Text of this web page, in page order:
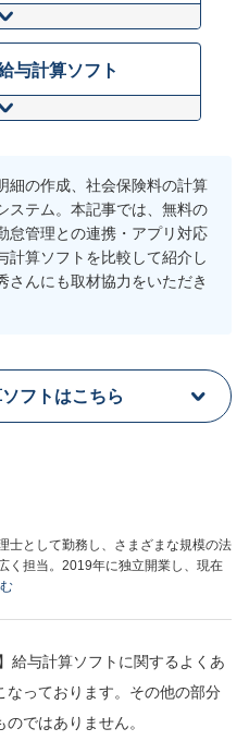
与計算ソフト
細の作成、社会保険料の計算
ステム。本記事では、無料の
怠管理との連携・アプリ対応
計算ソフトを比較して紹介し
さんにも取材協力をいただき
フトはこちら
士として勤務し、さまざまな規模の法
く担当。2019年に独立開業し、現在
給与計算ソフトに関するよくあ
なっております。その他の部分
ではありません。